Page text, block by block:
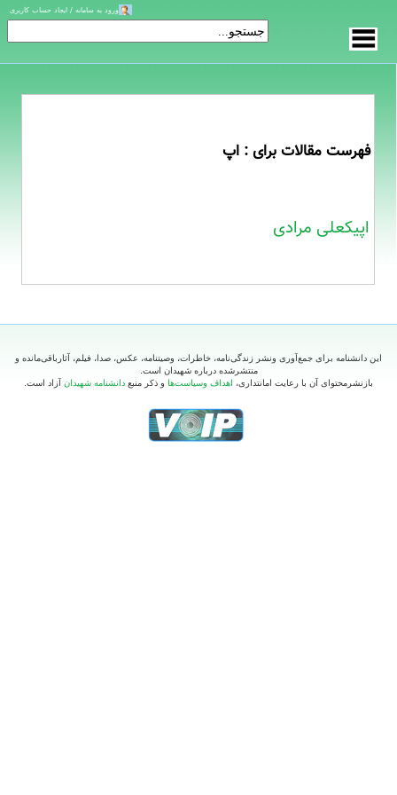
فهرست مقالات برای : اپ
اپیکعلی مرادی
ورود به سامانه / ایجاد حساب کاربری
این دانشنامه برای جمع‌آوری ونشر زندگی‌نامه، خاطرات، وصیتنامه، عکس، صدا، فیلم، آثارباقی‌مانده و
منتشرشده درباره شهیدان است.
بازنشرمحتوای آن با رعایت امانتداری، اهداف وسیاست‌ها و ذکر منبع دانشنامه شهیدان آزاد است.